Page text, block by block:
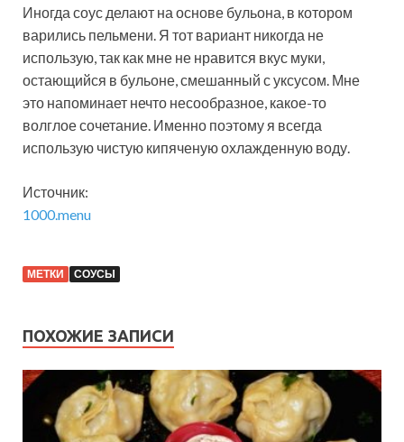
Иногда соус делают на основе бульона, в котором
варились пельмени. Я тот вариант никогда не
использую, так как мне не нравится вкус муки,
остающийся в бульоне, смешанный с уксусом. Мне
это напоминает нечто несообразное, какое-то
волглое сочетание. Именно поэтому я всегда
использую чистую кипяченую охлажденную воду.
Источник:
1000.menu
МЕТКИ СОУСЫ
ПОХОЖИЕ ЗАПИСИ